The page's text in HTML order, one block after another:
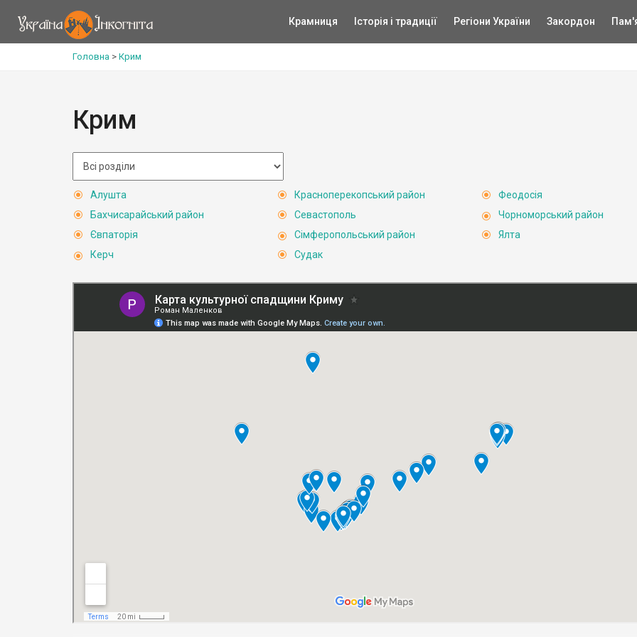
Крамниця Історія і традиції Регіони України Закордон
Головна > Крим
Крим
Алушта
Бахчисарайський район
Євпаторія
Керч
Красноперекопський район
Севастополь
Сімферопольський район
Судак
Феодосія
Чорноморський район
Ялта